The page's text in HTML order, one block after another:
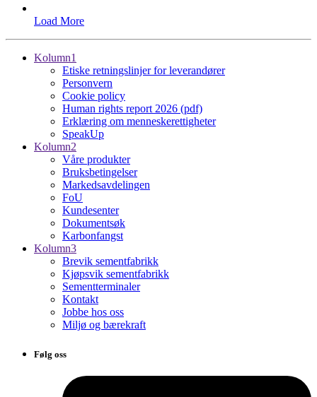
Load More
Kolumn1
Etiske retningslinjer for leverandører
Personvern
Cookie policy
Human rights report 2026 (pdf)
Erklæring om menneskerettigheter
SpeakUp
Kolumn2
Våre produkter
Bruksbetingelser
Markedsavdelingen
FoU
Kundesenter
Dokumentsøk
Karbonfangst
Kolumn3
Brevik sementfabrikk
Kjøpsvik sementfabrikk
Sementterminaler
Kontakt
Jobbe hos oss
Miljø og bærekraft
Følg oss